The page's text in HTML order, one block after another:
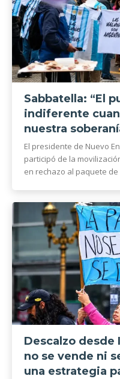
Sabbatella: “El
indiferente
nuestra
El presidente de Nuevo
participó de la
en rechazo al paquete
Descalzo desde
no se vende ni
una estrategia